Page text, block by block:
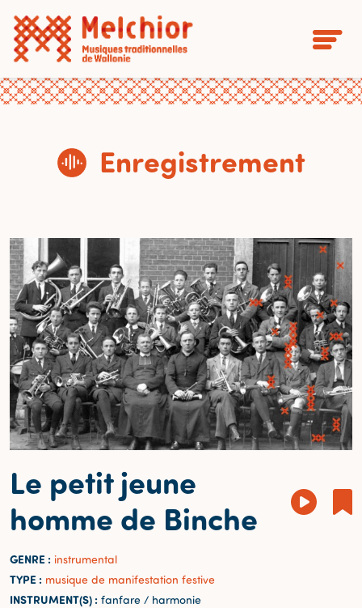
Enregistrement
Le petit jeune
homme de Binche
GENRE : instrumental
TYPE : musique de manifestation festive
INSTRUMENT(S) : fanfare / harmonie